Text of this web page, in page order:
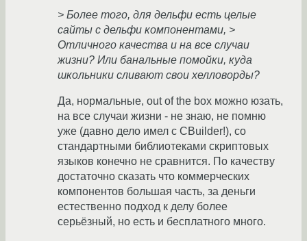
> Более того, для дельфи есть целые
сайты с дельфи компонентами, >
Отличного качества и на все случаи
жизни? Или банальные помойки, куда
школьники сливают свои хелловорды?
Да, нормальные, out of the box можно юзать,
на все случаи жизни - не знаю, не помню
уже (давно дело имел с CBuilder!), со
стандартными библиотеками скриптовых
языков конечно не сравнится. По качеству
достаточно сказать что коммерческих
компонентов большая часть, за деньги
естественно подход к делу более
серьёзный, но есть и бесплатного много.